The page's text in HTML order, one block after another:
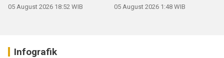
05 August 2026 18:52 WIB 05 August 2026 1:48 WIB
Infografik